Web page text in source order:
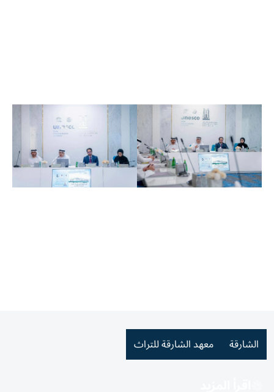
الشارقة معهد الشارقة للتراث